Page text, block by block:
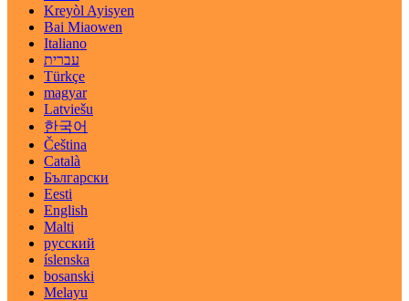
Kreyòl Ayisyen
Bai Miaowen
Italiano
עברית
Türkçe
magyar
Latviešu
한국어
Čeština
Català
Български
Eesti
English
Malti
русский
íslenska
bosanski
Melayu